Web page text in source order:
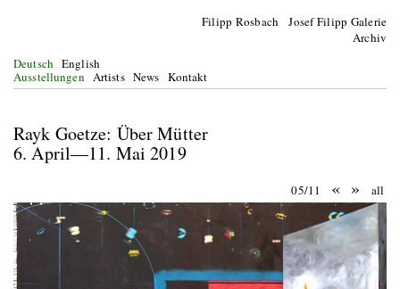
Filipp Rosbach Josef Filipp Galerie
Archiv
Deutsch English
Ausstellungen Artists News Kontakt
Rayk Goetze: Über Mütter
6. April—11. Mai 2019
05/11 « » all